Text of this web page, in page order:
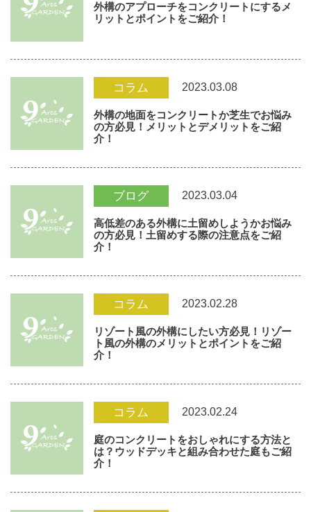
外構のアプローチをコンクリートにするメ
リットとポイントをご紹介！
コラム 2023.03.08
外構の地面をコンクリートか芝生でお悩み
の方必見！メリットとデメリットをご紹
介！
ブログ 2023.03.04
高低差のある外構に土留めしようかお悩み
の方必見！土留めする際の注意点をご紹
介！
コラム 2023.02.28
リゾート風の外構にしたい方必見！リゾー
ト風の外構のメリットとポイントをご紹
介！
コラム 2023.02.24
庭のコンクリートをおしゃれにする方法と
は？ウッドデッキと組み合わせた庭もご紹
介！